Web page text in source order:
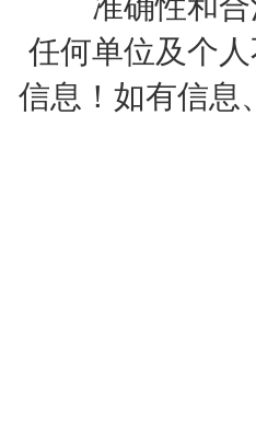
任何单位及个
信息！如有信息